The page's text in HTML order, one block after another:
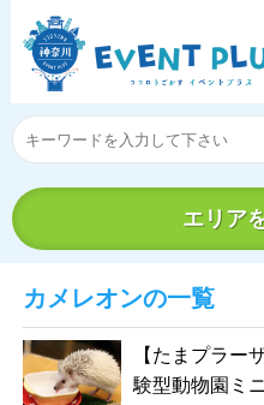
エリア
カメレオンの一覧
【たまプラー
験型動物園ミ